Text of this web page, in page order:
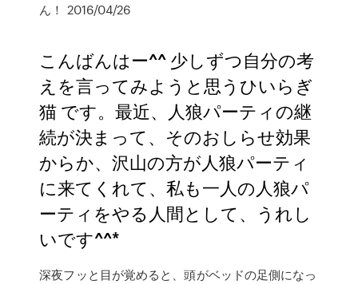
ん！ 2016/04/26
こんばんはー^^ 少しずつ自分の考
えを言ってみようと思うひいらぎ
猫 です。最近、人狼パーティの継
続が決まって、そのおしらせ効果
からか、沢山の方が人狼パーティ
に来てくれて、私も一人の人狼パ
ーティをやる人間として、うれし
いです^^*
深夜フッと目が覚めると、頭がベッドの足側になっ